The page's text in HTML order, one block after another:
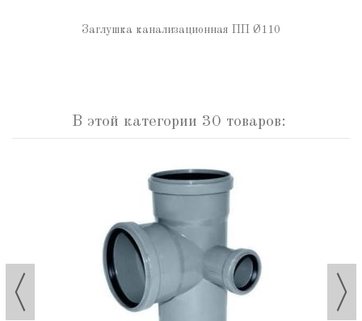
Заглушка канализационная ПП Ø110
В этой категории 30 товаров: